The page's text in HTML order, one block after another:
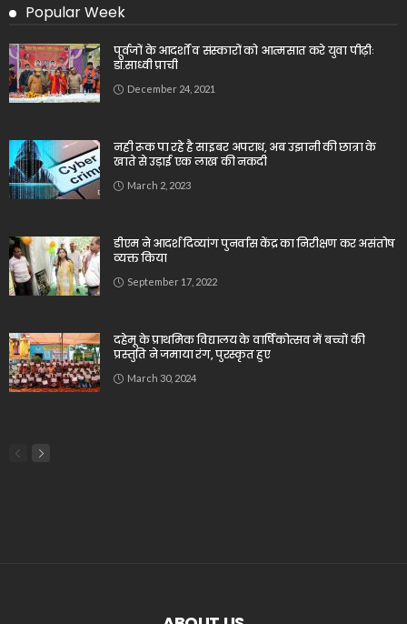
Popular Week
पूर्वजों के आदर्शों व संस्कारों को आत्मसात करे युवा पीढ़ीः
डॉ.साध्वी प्राची
December 24, 2021
नही रूक पा रहे है साइबर अपराध, अब उझानी की छात्रा के
खाते से उड़ाई एक लाख की नकदी
March 2, 2023
डीएम ने आदर्श दिव्यांग पुनर्वास केंद्र का निरीक्षण कर असंतोष
व्यक्त किया
September 17, 2022
दहेमू के प्राथमिक विद्यालय के वार्षिकोत्सव में बच्चों की
प्रस्तुति ने जमाया रंग, पुरस्कृत हुए
March 30, 2024